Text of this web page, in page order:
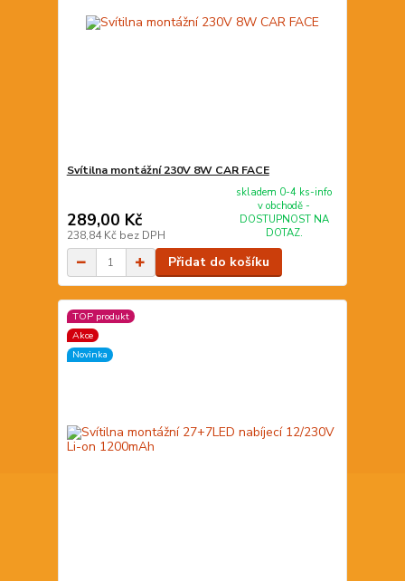
Svítilna montážní 230V 8W CAR FACE
289,00 Kč
238,84 Kč bez DPH
skladem 0-4 ks-info
v obchodě -
DOSTUPNOST NA
DOTAZ.
Přidat do košíku
TOP produkt
Akce
Novinka